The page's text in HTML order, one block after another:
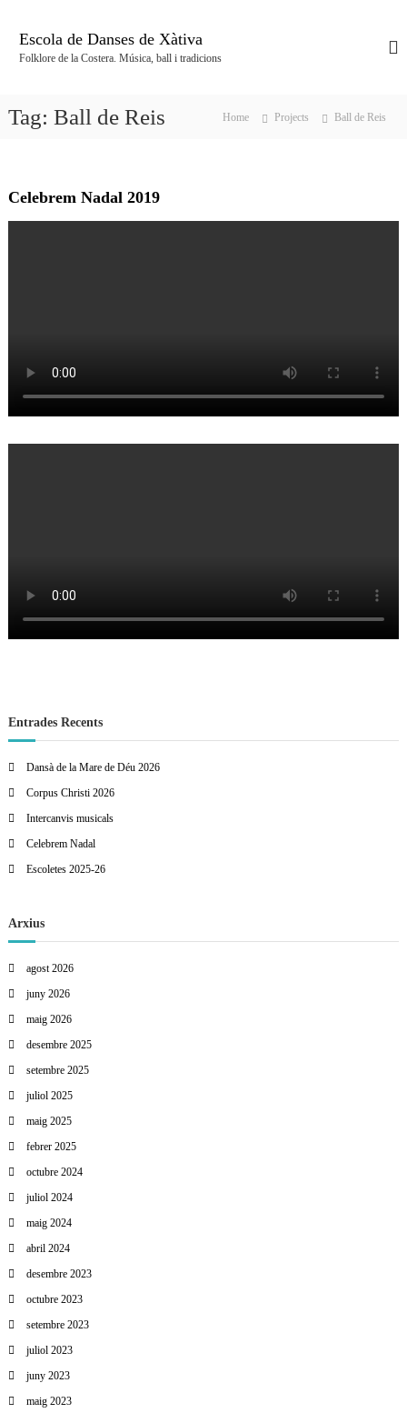
Escola de Danses de Xàtiva
Folklore de la Costera. Música, ball i tradicions
Tag: Ball de Reis Home Projects Ball de Reis
Celebrem Nadal 2019
Entrades Recents
Dansà de la Mare de Déu 2026
Corpus Christi 2026
Intercanvis musicals
Celebrem Nadal
Escoletes 2025-26
Arxius
agost 2026
juny 2026
maig 2026
desembre 2025
setembre 2025
juliol 2025
maig 2025
febrer 2025
octubre 2024
juliol 2024
maig 2024
abril 2024
desembre 2023
octubre 2023
setembre 2023
juliol 2023
juny 2023
maig 2023